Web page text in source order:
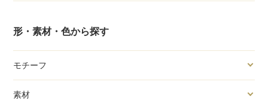
形・素材・色から探す
モチーフ
素材